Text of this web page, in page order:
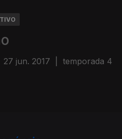
27 jun. 2017 temporada 4